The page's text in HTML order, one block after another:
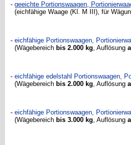
- geeichte Portionswaagen,
(eichfähige Waage (Kl. M III), für
- eichfähige Portionswaagen,
(Wägebereich bis 2.000 kg, Auflösung
- eichfähige edelstahl Portionswaagen,
(Wägebereich bis 2.000 kg, Auflösung
- eichfähige Portionswaagen,
(Wägebereich bis 3.000 kg, Auflösung